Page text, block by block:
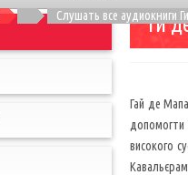
Слушать все аудиокниги
Ги
Гай де
допомогти
високого